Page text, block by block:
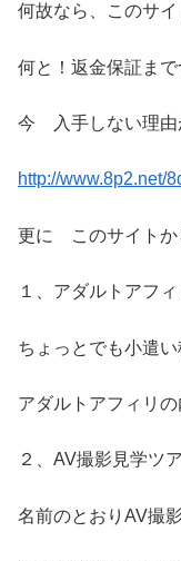
何故なら、このサ
何と！返金保証ま
今 入手しない理由
http://www.8p2.net/
更に このサイト
１、アダルトアフ
ちょっとでも小遣
アダルトアフィリの
２、AV撮影見学ツ
名前のとおりAV撮